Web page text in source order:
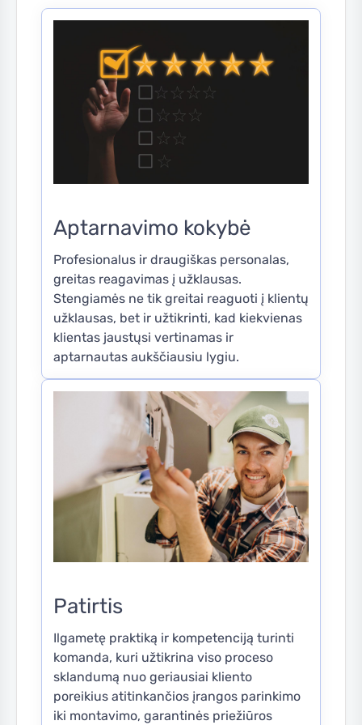
Aptarnavimo kokybė
Profesionalus ir draugiškas personalas,
greitas reagavimas į užklausas.
Stengiamės ne tik greitai reaguoti į klientų
užklausas, bet ir užtikrinti, kad kiekvienas
klientas jaustųsi vertinamas ir
aptarnautas aukščiausiu lygiu.
Patirtis
Ilgametę praktiką ir kompetenciją turinti
komanda, kuri užtikrina viso proceso
sklandumą nuo geriausiai kliento
poreikius atitinkančios įrangos parinkimo
iki montavimo, garantinės priežiūros